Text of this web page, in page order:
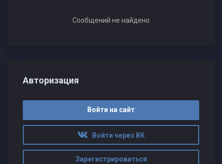
Сообщений не найдено
Авторизация
Войти на сайт
Войти через ВК
Зарегистрироваться